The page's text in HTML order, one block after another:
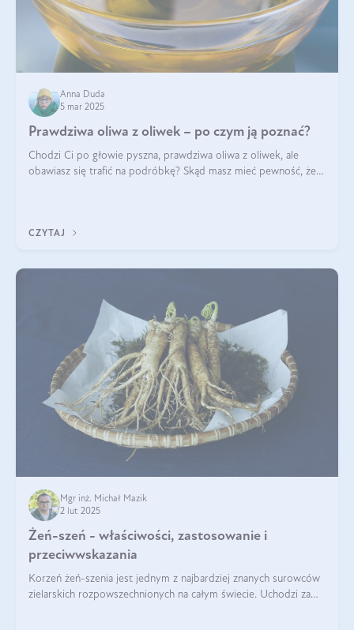
Anna Duda
5 mar 2025
Prawdziwa oliwa z oliwek – po czym ją poznać?
Chodzi Ci po głowie pyszna, prawdziwa oliwa z oliwek, ale
obawiasz się trafić na podróbkę? Skąd masz mieć pewność, że
CZYTAJ
Mgr inż. Michał Mazik
2 lut 2025
Żeń-szeń - właściwości, zastosowanie i
przeciwwskazania
Korzeń żeń-szenia jest jednym z najbardziej znanych surowców
zielarskich rozpowszechnionych na całym świecie. Uchodzi za